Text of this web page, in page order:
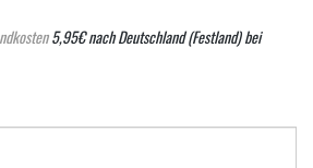
5,95€ nach Deutschland (Festland) bei